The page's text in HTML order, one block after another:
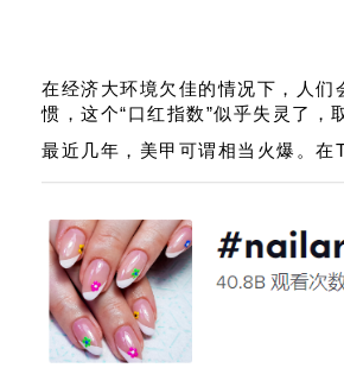
在经济大环境欠佳的情况下，人
惯，这个“口红指数”似乎失灵了，
最近几年，美甲可谓相当火爆。